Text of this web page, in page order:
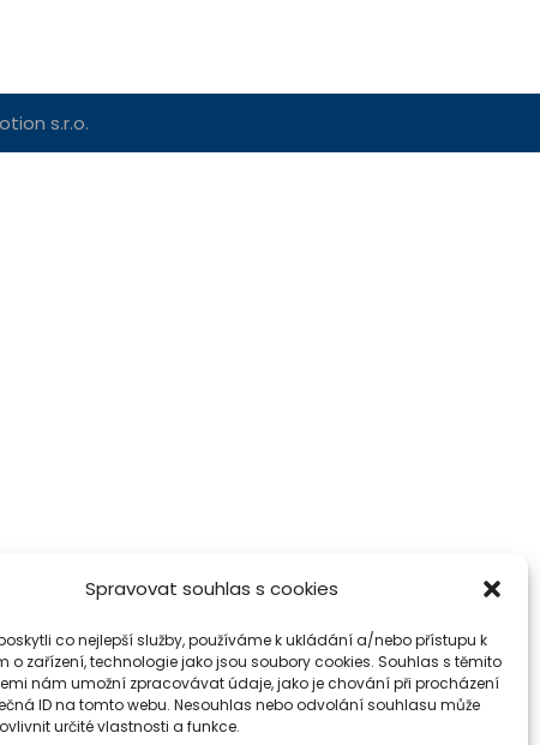
Spravovat souhlas s cookies
co nejlepší služby, používáme k ukládání a/nebo přístupu k
o zařízení, technologie jako jsou soubory cookies. Souhlas s těmito
nám umožní zpracovávat údaje, jako je chování při procházení
ID na tomto webu. Nesouhlas nebo odvolání souhlasu může
určité vlastnosti a funkce.
s.r.o.